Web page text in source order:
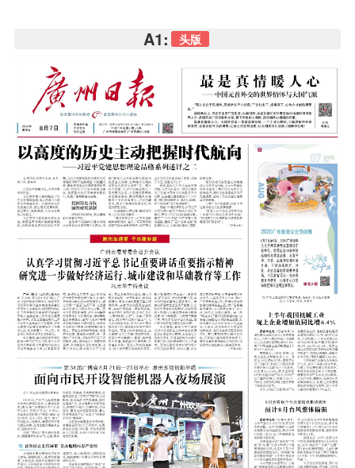
A1: 头版